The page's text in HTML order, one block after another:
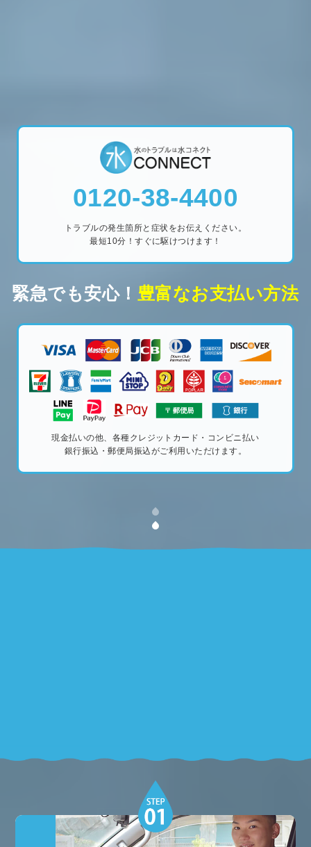
0120-38-4400
トラブルの発生箇所と症状をお伝えください。
最短10分！すぐに駆けつけます！
緊急でも安心！ 豊富なお支払い方法
現金払いの他、各種クレジットカード・コンビニ払い
銀行振込・郵便局振込がご利用いただけます。